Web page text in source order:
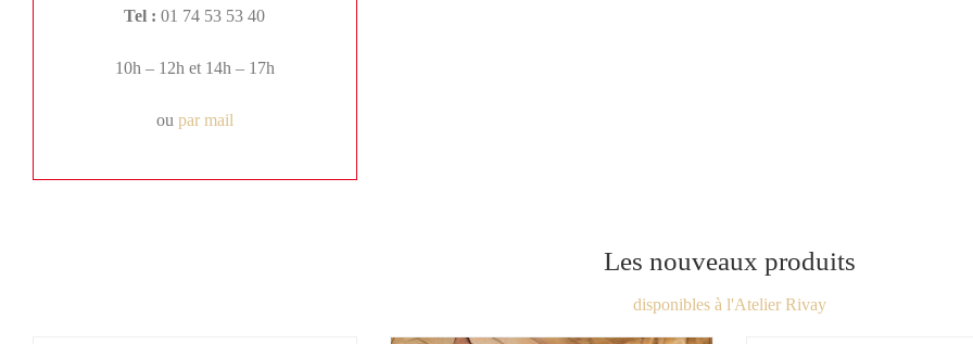
Tel : 01 74 53 53 40
10h – 12h et 14h – 17h
ou par mail
Les nouveaux produits
disponibles à l'Atelier Rivay